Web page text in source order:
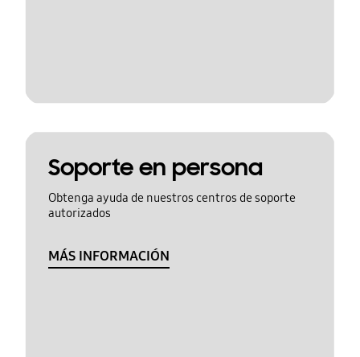
Soporte en persona
Obtenga ayuda de nuestros centros de soporte
autorizados
MÁS INFORMACIÓN